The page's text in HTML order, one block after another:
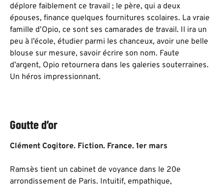
déplore faiblement ce travail ; le père, qui a deux
épouses, finance quelques fournitures scolaires. La vraie
famille d’Opio, ce sont ses camarades de travail. Il ira un
peu à l’école, étudier parmi les chanceux, avoir une belle
blouse sur mesure, savoir écrire son nom. Faute
d’argent, Opio retournera dans les galeries souterraines.
Un héros impressionnant.
Goutte d’or
Clément Cogitore. Fiction. France. 1er mars
Ramsès tient un cabinet de voyance dans le 20e
arrondissement de Paris. Intuitif, empathique,